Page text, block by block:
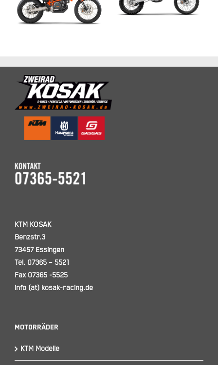
ENDURO R 2021
2021
KTM KOSAK
Benzstr.3
73457 Essingen
Tel. 07365 – 5521
Fax 07365 -5525
info (at) kosak-racing.de
Motorräder
KTM Modelle